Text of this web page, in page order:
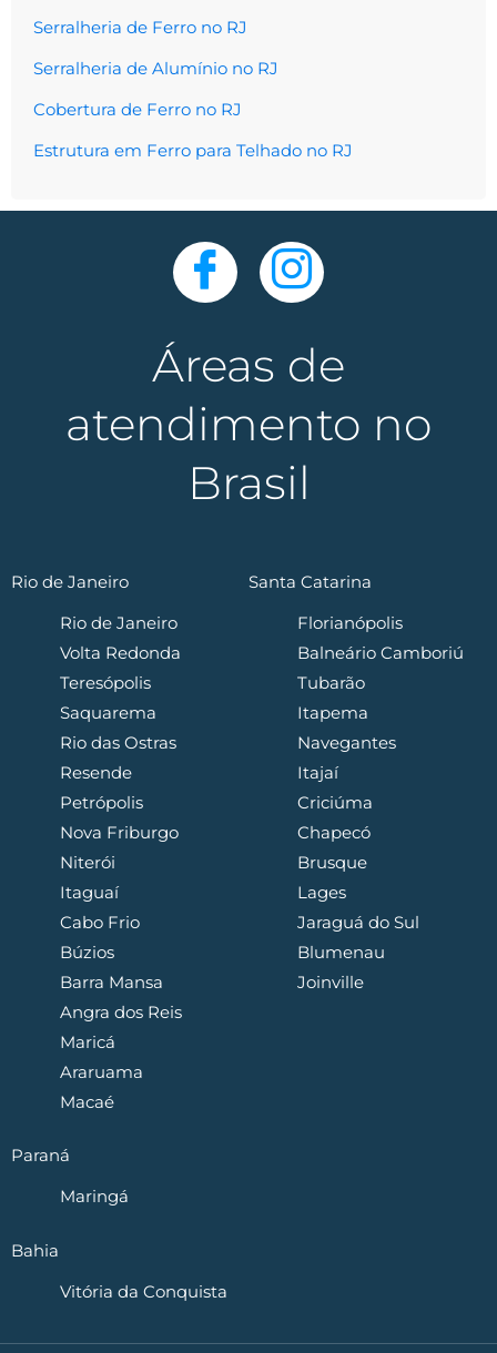
Serralheria de Ferro no RJ
Serralheria de Alumínio no RJ
Cobertura de Ferro no RJ
Estrutura em Ferro para Telhado no RJ
Áreas de
atendimento no
Brasil
Rio de Janeiro
Rio de Janeiro
Volta Redonda
Teresópolis
Saquarema
Rio das Ostras
Resende
Petrópolis
Nova Friburgo
Niterói
Itaguaí
Cabo Frio
Búzios
Barra Mansa
Angra dos Reis
Maricá
Araruama
Macaé
Santa Catarina
Florianópolis
Balneário Camboriú
Tubarão
Itapema
Navegantes
Itajaí
Criciúma
Chapecó
Brusque
Lages
Jaraguá do Sul
Blumenau
Joinville
Paraná
Maringá
Bahia
Vitória da Conquista